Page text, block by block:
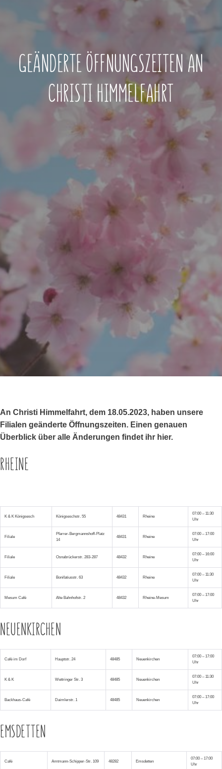
GEÄNDERTE ÖFFNUNGSZEITEN AN
CHRISTI HIMMELFAHRT
An Christi Himmelfahrt, dem 18.05.2023, haben unsere
Filialen geänderte Öffnungszeiten. Einen genauen
Überblick über alle Änderungen findet ihr hier.
RHEINE
K & K Königsesch Königseschstr. 55 48431 Rheine
07:00 – 11:30
Uhr
Filiale
Pfarrer-Bergmannshoff-Platz
14
48431 Rheine
07:00 – 17:00
Uhr
Filiale Osnabrückerstr. 283-287 48432 Rheine
07:00 – 16:00
Uhr
Filiale Bonifatiusstr. 63 48432 Rheine
07:00 – 11:30
Uhr
Mesum Café Alte Bahnhofstr. 2 48432 Rheine-Mesum
07:00 – 17:00
Uhr
NEUENKIRCHEN
Café im Dorf Hauptstr. 24 48485 Neuenkirchen
07:00 – 17:00
Uhr
K & K Wettringer Str. 3 48485 Neuenkirchen
07:00 – 11:30
Uhr
Backhaus-Café Daimlerstr. 1 48485 Neuenkirchen
07:00 – 17:00
Uhr
EMSDETTEN
Café Amtmann-Schipper-Str. 109 48282 Emsdetten
07:00 – 17:00
Uhr